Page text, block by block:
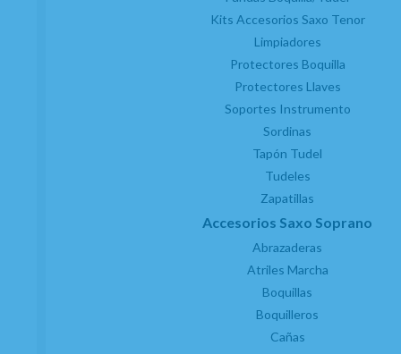
Kits Accesorios Saxo Tenor
Limpiadores
Protectores Boquilla
Protectores Llaves
Soportes Instrumento
Sordinas
Tapón Tudel
Tudeles
Zapatillas
Accesorios Saxo Soprano
Abrazaderas
Atriles Marcha
Boquillas
Boquilleros
Cañas